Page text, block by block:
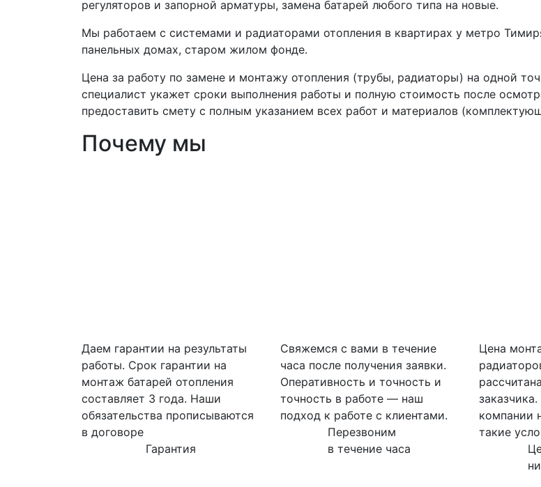
регуляторов и запорной арматуры, замена батарей любого типа на новые.
Мы работаем с системами и радиаторами отопления в квартирах у метро
панельных домах, старом жилом фонде.
Цена за работу по замене и монтажу отопления (трубы, радиаторы) на одной
специалист укажет сроки выполнения работы и полную стоимость после
предоставить смету с полным указанием всех работ и материалов
Почему мы
Даем гарантии на результаты
работы. Срок гарантии на
монтаж батарей отопления
составляет 3 года. Наши
обязательства прописываются
в договоре
Гарантия
Свяжемся с вами в течение
часа после получения заявки.
Оперативность и точность и
точность в работе — наш
подход к работе с клиентами.
Перезвоним
в течение часа
Цена
компании
такие